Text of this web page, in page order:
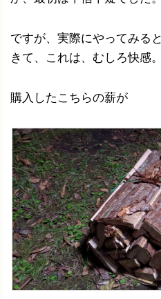
ですが、実際にやってみる
きて、これは、むしろ快感。
購入したこちらの薪が